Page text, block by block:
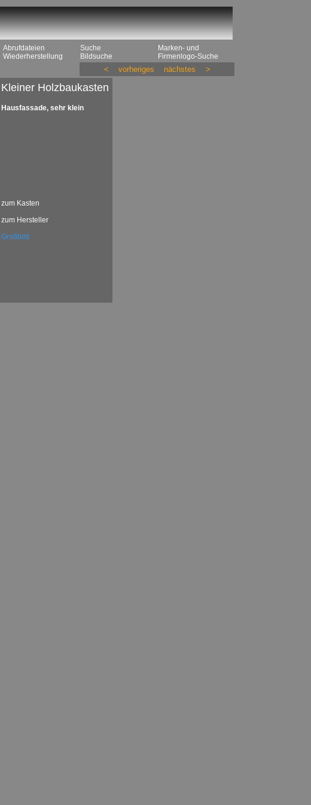
Abrufdateien
Wiederherstellung
Suche
Bildsuche
Marken- und
Firmenlogo-Suche
< vorheriges nächstes >
Kleiner Holzbaukasten
Hausfassade, sehr klein
zum Kasten
zum Hersteller
Großbild